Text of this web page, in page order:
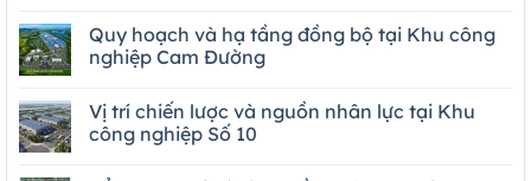
Quy hoạch và hạ tầng đồng bộ tại Khu công
nghiệp Cam Đường
Vị trí chiến lược và nguồn nhân lực tại Khu
công nghiệp Số 10